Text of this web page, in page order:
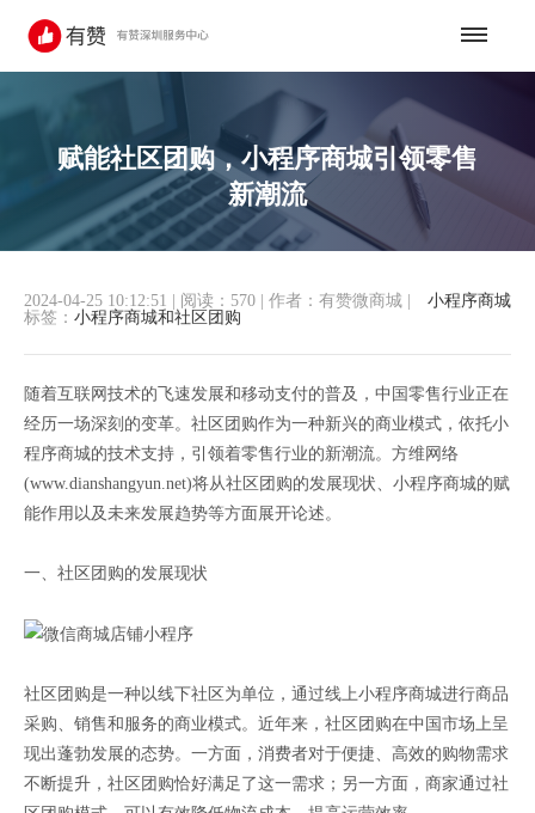
赋能社区团购，小程序商城引领零售
新潮流
小程序商城
2024-04-25 10:12:51 阅读：570 作者：有赞微商城
标签： 小程序商城和社区团购
随着互联网技术的飞速发展和移动支付的普及，中国零售行业正在
经历一场深刻的变革。社区团购作为一种新兴的商业模式，依托小
程序商城的技术支持，引领着零售行业的新潮流。方维网络
(www.dianshangyun.net)将从社区团购的发展现状、小程序商城的赋
能作用以及未来发展趋势等方面展开论述。
一、社区团购的发展现状
社区团购是一种以线下社区为单位，通过线上小程序商城进行商品
采购、销售和服务的商业模式。近年来，社区团购在中国市场上呈
现出蓬勃发展的态势。一方面，消费者对于便捷、高效的购物需求
不断提升，社区团购恰好满足了这一需求；另一方面，商家通过社